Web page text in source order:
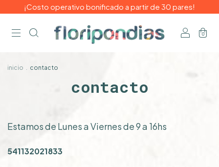
¡Costo operativo bonificado a partir de 30 pares!
0
inicio . contacto
contacto
Estamos de Lunes a Viernes de 9 a 16hs
541132021833